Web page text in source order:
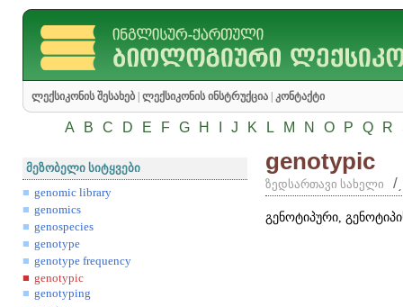
ლექსიკონის შესახებ ლექსიკონის ინსტრუქცია კონტაქტი
A B C D E F G H J K L M N O P Q R
მეზობელი სიტყვები
genomic library
genomics
genospecies
genotype
genotype frequency
genotypic
genotyping
genotypic
ზედსართავი სახელი /
გენოტიპური,